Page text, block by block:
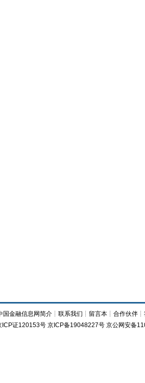
国金融信息网简介 ┊联系我们 ┊ 留言本 ┊合作伙伴 ┊
ICP证120153号 京ICP备19048227号 京公网安备